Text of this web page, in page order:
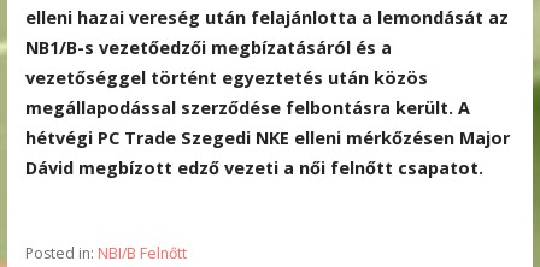
elleni hazai vereség után felajánlotta a lemondását az
NB1/B-s vezetőedzői megbízatásáról és a
vezetőséggel történt egyeztetés után közös
megállapodással szerződése felbontásra került. A
hétvégi PC Trade Szegedi NKE elleni mérkőzésen Major
Dávid megbízott edző vezeti a női felnőtt csapatot.
Posted in: NBI/B Felnőtt